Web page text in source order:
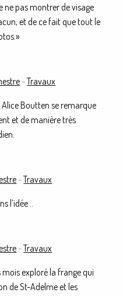
ne pas montrer de visage
et de ce fait que tout le
-Travaux
Boutten se remarque
et de manière très
-Travaux
l’idée ..
-Travaux
exploré la frange qui
de St-Adelme et les